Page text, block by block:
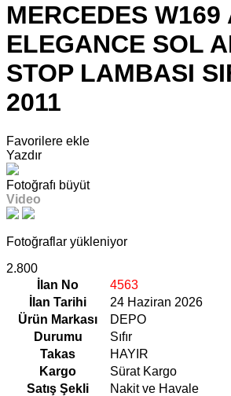
MERCEDES W169
ELEGANCE SOL
STOP LAMBASI
2011
Favorilere ekle
Yazdır
Fotoğrafı büyüt
Video
Fotoğraflar yükleniyor
2.800
İlan No
4563
İlan Tarihi
24 Haziran 2026
Ürün Markası
DEPO
Durumu
Sıfır
Takas
HAYIR
Kargo
Sürat Kargo
Satış Şekli
Nakit ve Havale